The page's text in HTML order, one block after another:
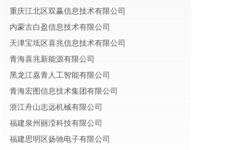
重庆江北区双赢信息技术有限公司
内蒙古白盈信息技术有限公司
天津宝坻区喜兆信息技术有限公司
青海喜兆新能源有限公司
黑龙江嘉青人工智能有限公司
青海宏图信息技术集团有限公司
浙江舟山志远机械有限公司
福建泉州丽滢科技有限公司
福建思明区扬驰电子有限公司